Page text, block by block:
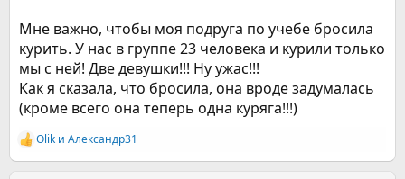
Мне важно, чтобы моя подруга по учебе бросила
курить. У нас в группе 23 человека и курили только
мы с ней! Две девушки!!! Ну ужас!!!
Как я сказала, что бросила, она вроде задумалась
(кроме всего она теперь одна куряга!!!)
Р
е
Olik и Александр31